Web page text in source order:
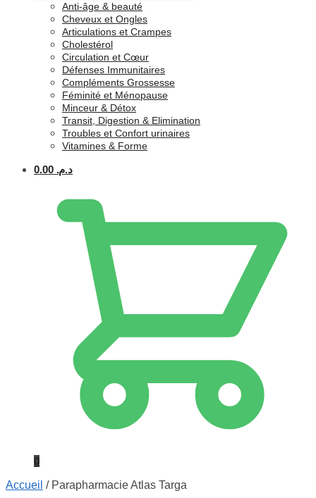
Anti-âge & beauté
Cheveux et Ongles
Articulations et Crampes
Cholestérol
Circulation et Cœur
Défenses Immunitaires
Compléments Grossesse
Féminité et Ménopause
Minceur & Détox
Transit, Digestion & Elimination
Troubles et Confort urinaires
Vitamines & Forme
د.م. 0.00
0
Accueil / Parapharmacie Atlas Targa